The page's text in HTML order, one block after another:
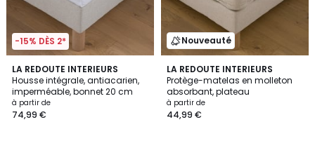
-15% DÈS 2*
LA REDOUTE INTERIEURS
Housse intégrale, antiacarien,
imperméable, bonnet 20 cm
à partir de
74,99 €
4,2
/ 5
Nouveauté
LA REDOUTE INTERIEURS
Protège-matelas en molleton
absorbant, plateau
à partir de
44,99 €